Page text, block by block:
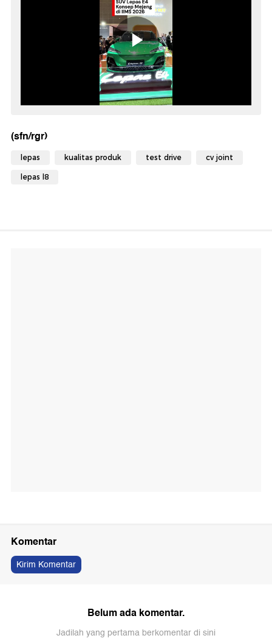
(sfn/rgr)
lepas kualitas produk test drive cv joint
lepas l8
Komentar
Kirim Komentar
Belum ada komentar.
Jadilah yang pertama berkomentar di sini